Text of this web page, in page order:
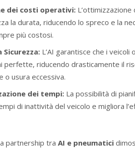
dei costi operativi:L’ottimizzazione
la durata, riducendo lo spreco e la
più costosi.
Sicurezza:L’AI garantisce che i veicoli
perfette, riducendo drasticamente il
o usura eccessiva.
dei tempi:La possibilità di
di inattività del veicolo e migliora
partnership tra AI e pneumatici